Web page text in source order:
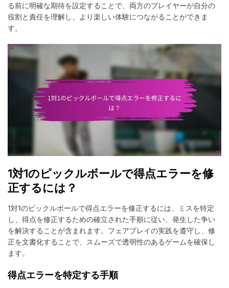
る前に明確な期待を設定することで、両方のプレイヤーが自分の
役割と責任を理解し、より楽しい体験につながることができま
す。
1対1のピックルボールで得点エラーを修
正するには？
1対1のピックルボールで得点エラーを修正するには、ミスを特定
し、得点を修正するための確立された手順に従い、発生した争い
を解決することが含まれます。フェアプレイの実践を遵守し、修
正を文書化することで、スムーズで透明性のあるゲームを確保し
ます。
得点エラーを特定する手順